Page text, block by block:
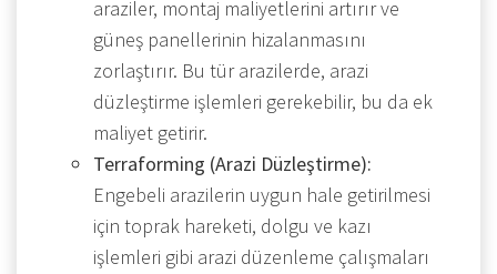
araziler, montaj maliyetlerini artırır ve
güneş panellerinin hizalanmasını
zorlaştırır. Bu tür arazilerde, arazi
düzleştirme işlemleri gerekebilir, bu da ek
maliyet getirir.
Terraforming (Arazi Düzleştirme):
Engebeli arazilerin uygun hale getirilmesi
için toprak hareketi, dolgu ve kazı
işlemleri gibi arazi düzenleme çalışmaları